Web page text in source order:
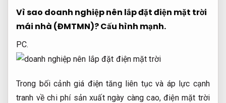
Vì sao doanh nghiệp nên lắp đặt điện mặt trời
mái nhà (ĐMTMN)?Cấu hình mạnh.
PC.
Trong bối cảnh giá điện tăng liên tục và áp lực cạnh
tranh về chi phí sản xuất ngày càng cao, điện mặt trời